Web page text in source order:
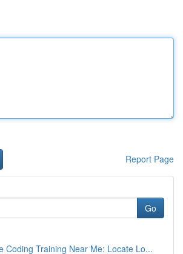
Report Page
Go
Coding Training Near Me: Locate Lo...